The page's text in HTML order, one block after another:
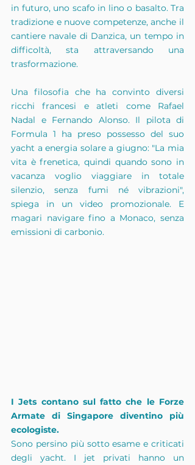
in futuro, uno scafo in lino o basalto. Tra
tradizione e nuove competenze, anche il
cantiere navale di Danzica, un tempo in
difficoltà, sta attraversando una
trasformazione.
Una filosofia che ha convinto diversi
ricchi francesi e atleti come Rafael
Nadal e Fernando Alonso. Il pilota di
Formula 1 ha preso possesso del suo
yacht a energia solare a giugno: "La mia
vita è frenetica, quindi quando sono in
vacanza voglio viaggiare in totale
silenzio, senza fumi né vibrazioni",
spiega in un video promozionale. E
magari navigare fino a Monaco, senza
emissioni di carbonio.
I Jets contano sul fatto che le Forze
Armate di Singapore diventino più
ecologiste.
Sono persino più sotto esame e criticati
degli yacht. I jet privati hanno un